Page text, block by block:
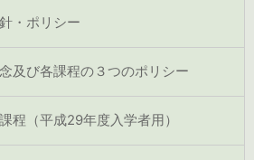
・ポリシー
及び各課程の３つのポリシー
程（平成29年度入学者用）